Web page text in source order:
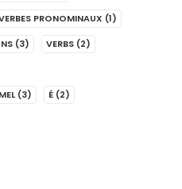
PRONOMINAUX (1)
(3) VERBS (2)
(3) É (2)